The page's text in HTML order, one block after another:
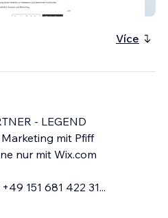
Více
- LEGEND
mit Pfiff
nur mit Wix.com
151 681 422 31...